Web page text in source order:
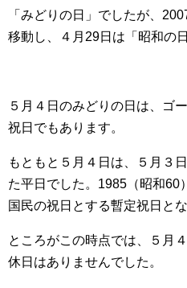
「みどりの日」でしたが、
移動し、４月29日は「昭和の
５月４日のみどりの日は、ゴ
祝日でもあります。
もともと５月４日は、５月３
た平日でした。1985（昭和60
国民の祝日とする暫定祝日とな
ところがこの時点では、５月
休日はありませんでした。